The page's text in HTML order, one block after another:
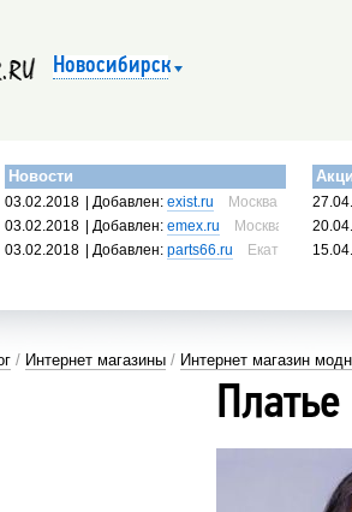
Новосибирск
Новости
03.02.2018 | Добавлен:exist.ru
Москва, Россия
03.02.2018
| Добавлен:emex.ru
Москва, Россия
03.02.2018
| Добавлен:parts66.ru Екатеринбург,
/ Интернет магазины / Интернет магазин